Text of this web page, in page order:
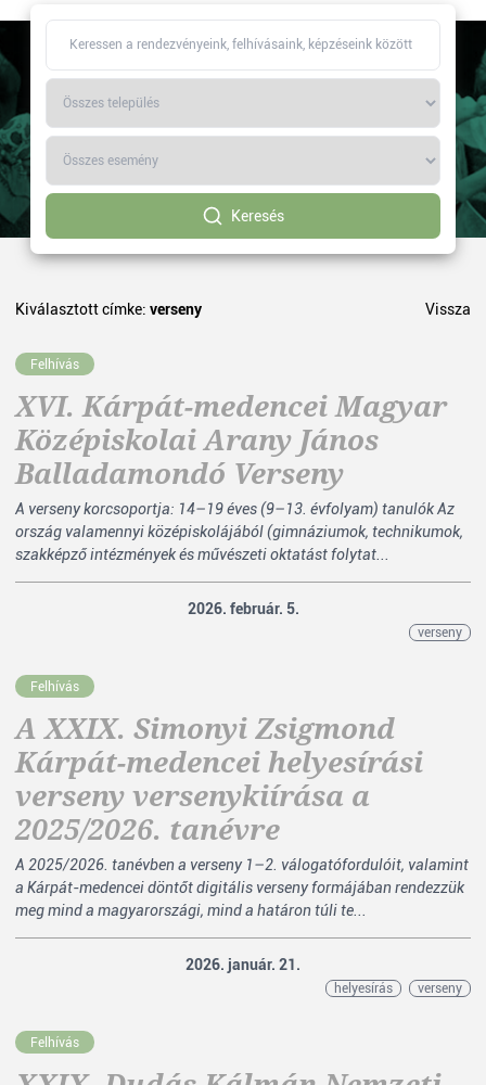
Keresés
Kiválasztott címke: verseny Vissza
Felhívás
XVI. Kárpát-medencei Magyar
Középiskolai Arany János
Balladamondó Verseny
A verseny korcsoportja: 14–19 éves (9–13. évfolyam) tanulók Az
ország valamennyi középiskolájából (gimnáziumok, technikumok,
szakképző intézmények és művészeti oktatást folytat...
2026. február. 5.
verseny
Felhívás
A XXIX. Simonyi Zsigmond
Kárpát-medencei helyesírási
verseny versenykiírása a
2025/2026. tanévre
A 2025/2026. tanévben a verseny 1–2. válogatófordulóit, valamint
a Kárpát-medencei döntőt digitális verseny formájában rendezzük
meg mind a magyarországi, mind a határon túli te...
2026. január. 21.
helyesírás verseny
Felhívás